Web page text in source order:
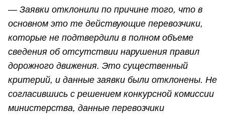
― Заявки отклонили по причине того, что в
основном это те действующие перевозчики,
которые не подтвердили в полном объеме
сведения об отсутствии нарушения правил
дорожного движения. Это существенный
критерий, и данные заявки были отклонены. Не
согласившись с решением конкурсной комиссии
министерства, данные перевозчики